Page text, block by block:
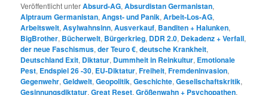
Veröffentlicht unterAbsurd-AG,Absurdistan Germanistan,
Alptraum Germanistan,Angst- und Panik,Arbeit-Los-AG,
Arbeitswelt,Asylwahnsinn,Ausverkauf, Banditen + Halunken,
BigBrother, Bücherwelt, Bürgerkrieg, DDR 2.0, Dekadenz + Verfall,
der neue Faschismus,der Teuro €,deutsche Krankheit,
Deutschland Exit, Diktatur, Dummheit in Reinkultur, Emotionale
Pest, Endspiel 26 -30, EU-Diktatur,Freiheit,Fremdeninvasion,
Gegenwehr,Geldwelt,Geopolitik,Geschichte,Gesellschaftskritik,
Gesinnungsdiktatur,Great Reset,Größenwahn + Psychopathen,